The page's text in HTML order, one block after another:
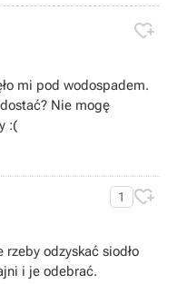

mi pod wodospadem.
Nie mogę
:(
1 
odzyskać siodło
i je odebrać.